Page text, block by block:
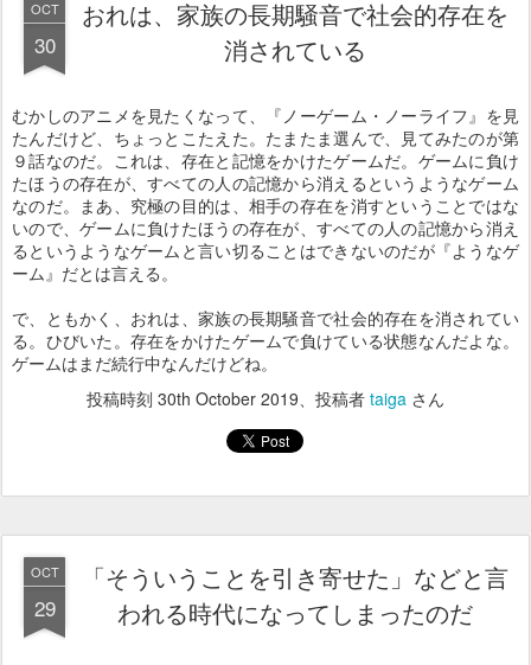
OCT
30
おれは、家族の長期騒音で社会的存在を
消されている
むかしのアニメを見たくなって、『ノーゲーム・ノーライフ』を見
たんだけど、ちょっとこたえた。たまたま選んで、見てみたのが第
９話なのだ。これは、存在と記憶をかけたゲームだ。ゲームに負け
たほうの存在が、すべての人の記憶から消えるというようなゲーム
なのだ。まあ、究極の目的は、相手の存在を消すということではな
いので、ゲームに負けたほうの存在が、すべての人の記憶から消え
るというようなゲームと言い切ることはできないのだが『ようなゲ
ーム』だとは言える。
で、ともかく、おれは、家族の長期騒音で社会的存在を消されてい
る。ひびいた。存在をかけたゲームで負けている状態なんだよな。
ゲームはまだ続行中なんだけどね。
投稿時刻 30th October 2019、投稿者 taiga さん
OCT
29
「そういうことを引き寄せた」などと言
われる時代になってしまったのだ